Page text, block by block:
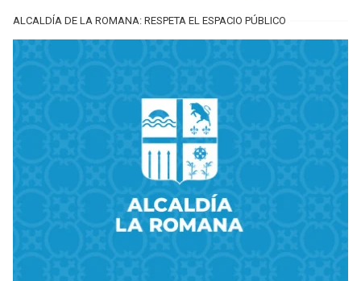
ALCALDÍA DE LA ROMANA: RESPETA EL ESPACIO PÚBLICO